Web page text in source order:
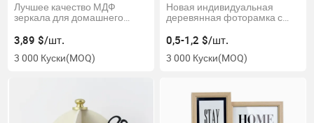
Лучшее качество МДФ
зеркала для домашнего
3,89 $/шт.
3 000 Куски(MOQ)
Новая индивидуальная
деревянная фоторамка с
0,5-1,2 $/шт.
3 000 Куски(MOQ)